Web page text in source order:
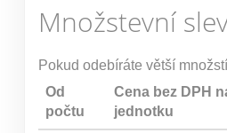
Množstevní
Pokud odebíráte větší
Od
počtu
Cena bez DPH
jednotku